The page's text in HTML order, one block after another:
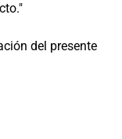
del presente